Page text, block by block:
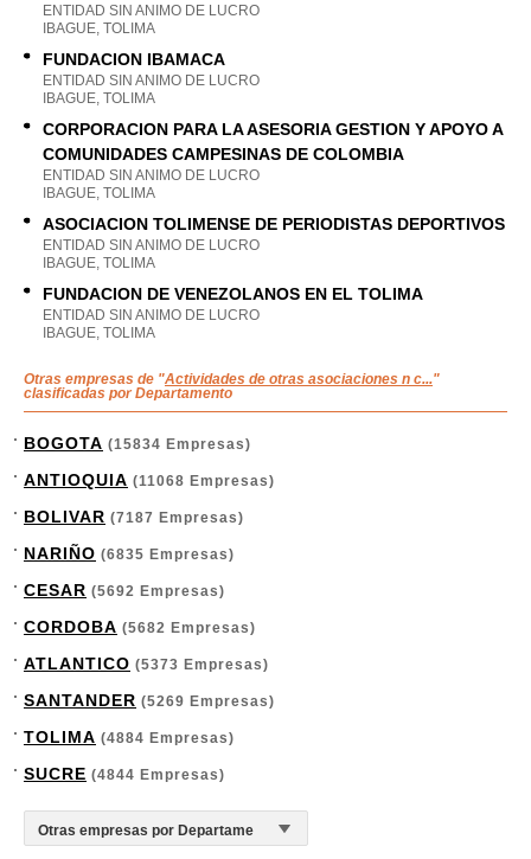
ENTIDAD SIN ANIMO DE LUCRO
IBAGUE, TOLIMA
FUNDACION IBAMACA
ENTIDAD SIN ANIMO DE LUCRO
IBAGUE, TOLIMA
CORPORACION PARA LA ASESORIA GESTION Y APOYO A
COMUNIDADES CAMPESINAS DE COLOMBIA
ENTIDAD SIN ANIMO DE LUCRO
IBAGUE, TOLIMA
ASOCIACION TOLIMENSE DE PERIODISTAS DEPORTIVOS
ENTIDAD SIN ANIMO DE LUCRO
IBAGUE, TOLIMA
FUNDACION DE VENEZOLANOS EN EL TOLIMA
ENTIDAD SIN ANIMO DE LUCRO
IBAGUE, TOLIMA
Otras empresas de "Actividades de otras asociaciones n c..."
clasificadas por Departamento
BOGOTA (15834 Empresas)
ANTIOQUIA (11068 Empresas)
BOLIVAR (7187 Empresas)
NARIÑO (6835 Empresas)
CESAR (5692 Empresas)
CORDOBA (5682 Empresas)
ATLANTICO (5373 Empresas)
SANTANDER (5269 Empresas)
TOLIMA (4884 Empresas)
SUCRE (4844 Empresas)